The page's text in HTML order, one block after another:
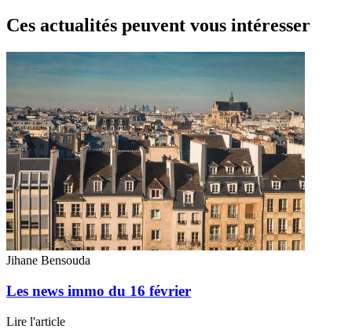
Ces actualités peuvent vous intéresser
Jihane Bensouda
Les news immo du 16 février
Lire l'article